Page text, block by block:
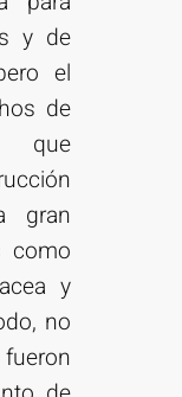
y de
el
de
que
gran
como
y
no